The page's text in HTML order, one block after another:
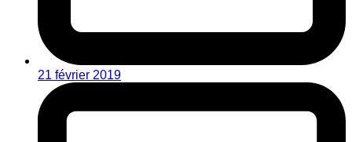
21 février 2019